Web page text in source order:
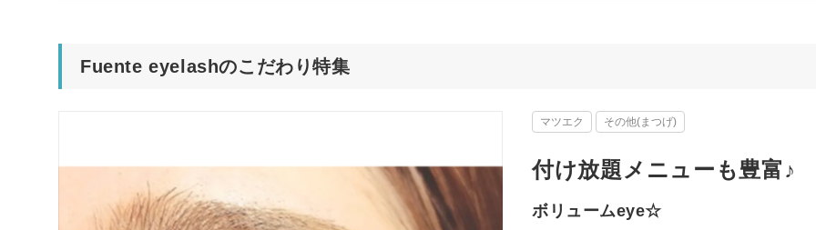
Fuente eyelashのこだわり特集
マツエク その他(まつげ)
付け放題メニューも豊富♪
ボリュームeye☆